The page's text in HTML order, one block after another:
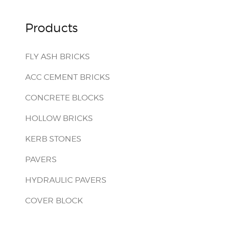
Products
FLY ASH BRICKS
ACC CEMENT BRICKS
CONCRETE BLOCKS
HOLLOW BRICKS
KERB STONES
PAVERS
HYDRAULIC PAVERS
COVER BLOCK